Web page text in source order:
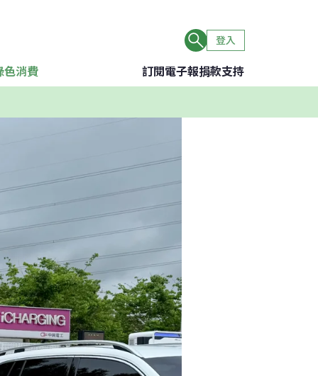
登入
色消費 訂閱電子報捐款支持